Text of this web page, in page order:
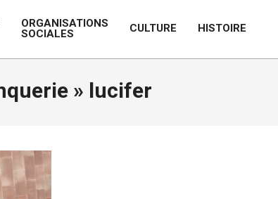
ORGANISATIONS
SOCIALES
CULTURE HISTOIRE
» lucifer